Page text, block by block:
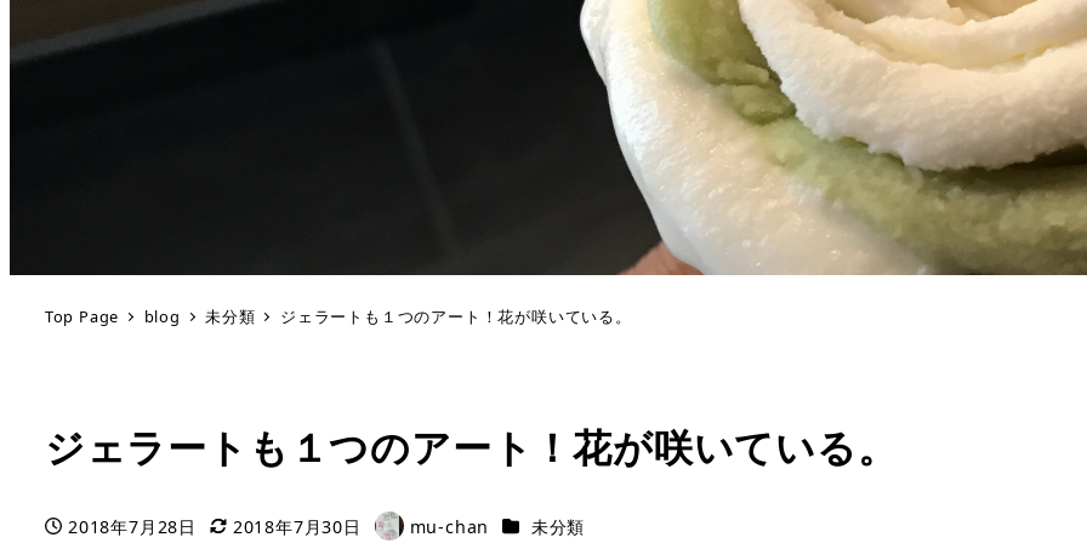
Top Page blog 未分類 ジェラートも１つのアート！花が咲いている。
ジェラートも１つのアート！花が咲いている。
2018年7月28日 2018年7月30日 mu-chan カテゴリー
未分類